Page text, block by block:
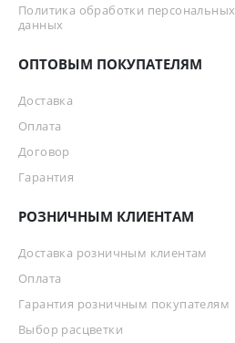
Политика обработки персональных
данных
ОПТОВЫМ ПОКУПАТЕЛЯМ
Доставка
Оплата
Договор
Гарантия
РОЗНИЧНЫМ КЛИЕНТАМ
Доставка розничным клиентам
Оплата
Гарантия розничным покупателям
Выбор расцветки